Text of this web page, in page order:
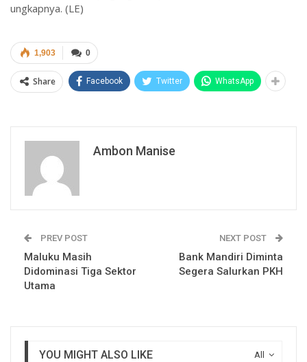
ungkapnya. (LE)
0
1,903
Share Facebook Twitter WhatsApp
Ambon Manise
PREV POST
Maluku Masih
Didominasi Tiga Sektor
Utama
NEXT POST
Bank Mandiri Diminta
Segera Salurkan PKH
All
YOU MIGHT ALSO LIKE